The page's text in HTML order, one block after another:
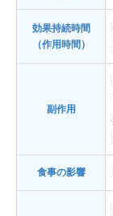
効果持続時間
（作用時間）
副作用
食事の影響